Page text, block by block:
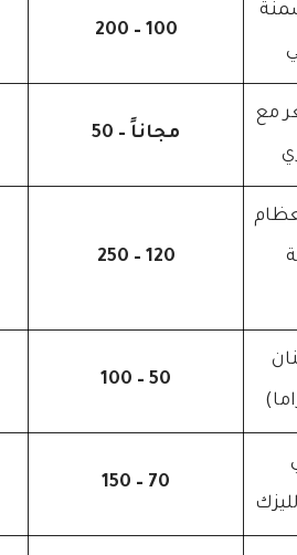
100 – 200
مع
مجاناً – 50
120 – 250
50 – 100
70 – 150